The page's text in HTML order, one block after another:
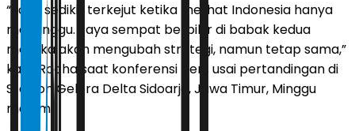
“Saya sedikit terkejut ketika melihat Indonesia hanya
menunggu. Saya sempat berpikir di babak kedua
mereka akan mengubah strategi, namun tetap sama,”
kata Rocha saat konferensi pers usai pertandingan di
Stadion Gelora Delta Sidoarjo, Jawa Timur, Minggu
malam.